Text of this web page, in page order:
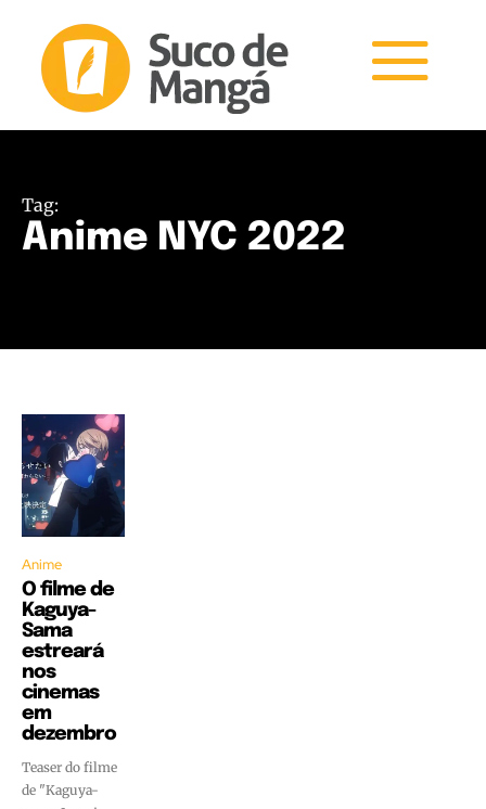
Tag:
Anime NYC 2022
Anime
O filme de
Kaguya-
Sama
estreará
nos
cinemas
em
dezembro
Teaser do filme
de "Kaguya-